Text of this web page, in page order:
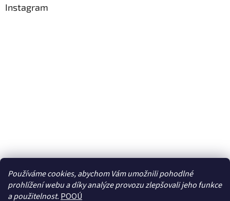
Používáme cookies, abychom Vám umožnili pohodlné
prohlížení webu a díky analýze provozu zlepšovali jeho funkce
a použitelnost. POOÚ
Instagram
Sledovat na Instagramu